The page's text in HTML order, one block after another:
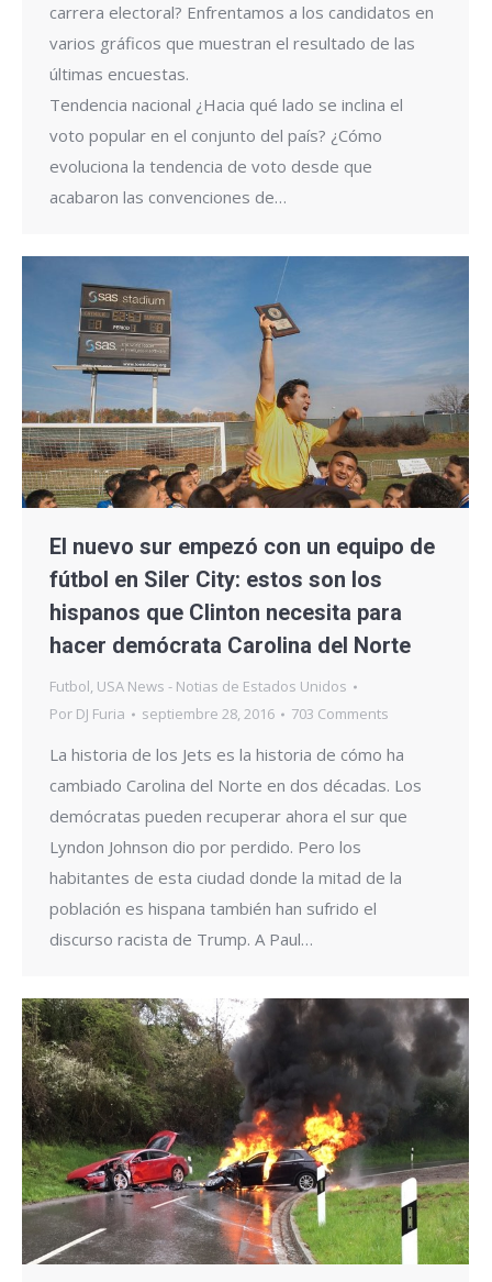
carrera electoral? Enfrentamos a los candidatos en
varios gráficos que muestran el resultado de las
últimas encuestas.
Tendencia nacional ¿Hacia qué lado se inclina el
voto popular en el conjunto del país? ¿Cómo
evoluciona la tendencia de voto desde que
acabaron las convenciones de…
El nuevo sur empezó con un equipo de
fútbol en Siler City: estos son los
hispanos que Clinton necesita para
hacer demócrata Carolina del Norte
Futbol, USA News - Notias de Estados Unidos
Por DJ Furia septiembre 28, 2016 703 Comments
La historia de los Jets es la historia de cómo ha
cambiado Carolina del Norte en dos décadas. Los
demócratas pueden recuperar ahora el sur que
Lyndon Johnson dio por perdido. Pero los
habitantes de esta ciudad donde la mitad de la
población es hispana también han sufrido el
discurso racista de Trump. A Paul…